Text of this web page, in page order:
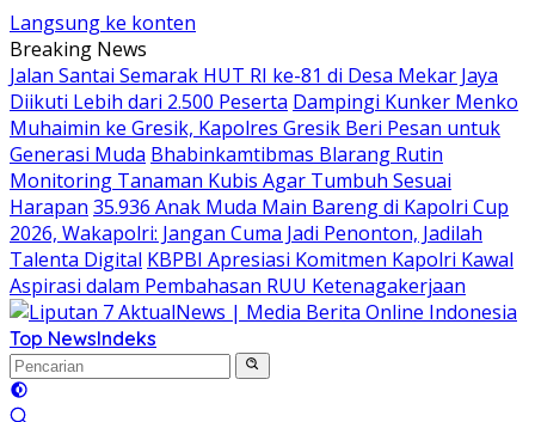
Langsung ke konten
Breaking News
Jalan Santai Semarak HUT RI ke-81 di Desa Mekar Jaya
Diikuti Lebih dari 2.500 Peserta Dampingi Kunker Menko
Muhaimin ke Gresik, Kapolres Gresik Beri Pesan untuk
Generasi Muda Bhabinkamtibmas Blarang Rutin
Monitoring Tanaman Kubis Agar Tumbuh Sesuai
Harapan 35.936 Anak Muda Main Bareng di Kapolri Cup
2026, Wakapolri: Jangan Cuma Jadi Penonton, Jadilah
Talenta Digital KBPBI Apresiasi Komitmen Kapolri Kawal
Aspirasi dalam Pembahasan RUU Ketenagakerjaan
Top NewsIndeks